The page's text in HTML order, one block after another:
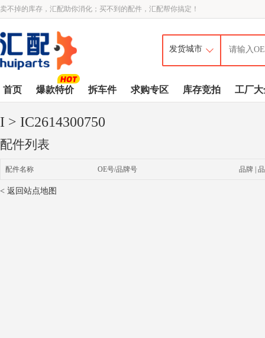
卖不掉的库存，汇配助你消化；买不到的配件，汇配帮你搞定！
首页 爆款特价 拆车件 求购专区 库存竞拍 工厂大
I > IC2614300750
配件列表
配件名称 OE号/品牌号 品牌 |
< 返回站点地图